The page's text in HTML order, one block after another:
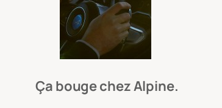
Ça bouge chez Alpine.